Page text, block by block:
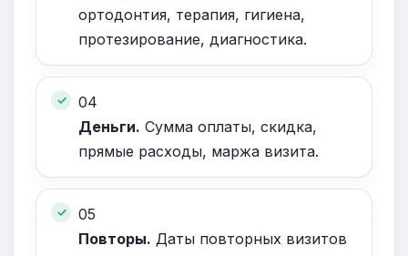
ортодонтия, терапия, гигиена,
протезирование, диагностика.
04
Деньги. Сумма оплаты, скидка,
прямые расходы, маржа визита.
05
Повторы. Даты повторных визитов